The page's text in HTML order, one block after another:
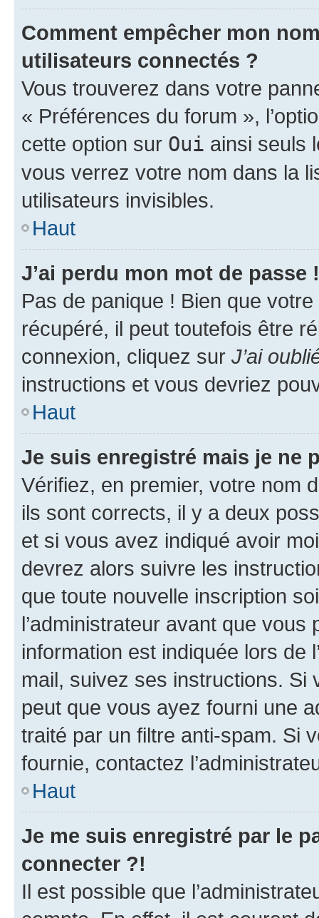
Comment empêcher mon
utilisateurs connectés ?
Vous trouverez dans votre
« Préférences du forum »,
cette option sur Oui ainsi seuls
vous verrez votre nom dans la
utilisateurs invisibles.
Haut
J’ai perdu mon mot de passe !
Pas de panique ! Bien que
récupéré, il peut toutefois être
connexion, cliquez sur J’ai
instructions et vous devriez
Haut
Je suis enregistré mais je ne
Vérifiez, en premier, votre nom
ils sont corrects, il y a deux
et si vous avez indiqué avoir
devrez alors suivre les
que toute nouvelle inscription
l’administrateur avant que
information est indiquée lors de
mail, suivez ses instructions. Si
peut que vous ayez fourni une
traité par un filtre anti-spam. Si
fournie, contactez
Haut
Je me suis enregistré par le
connecter ?!
Il est possible que